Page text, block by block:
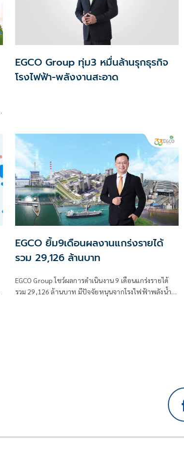
EGCO Group ทุ่ม3 หมื่นล้านรุกธุรกิจ
โรงไฟฟ้า-พลังงานสะอาด
EGCO ยิ้ม9เดือนผลงานแกร่งรายได้
รวม 29,126 ล้านบาท
EGCO Group โชว์ผลการดำเนินงาน 9 เดือนแกร่งรายได้
รวม 29,126 ล้านบาท มีปัจจัยหนุนจากโรงไฟฟ้าพลังน้ำ -